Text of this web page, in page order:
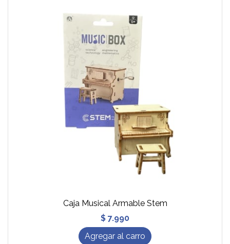
Caja Musical Armable Stem
$ 7.990
Agregar al carro